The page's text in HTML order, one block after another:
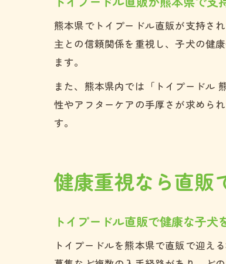
熊本県でトイプードル直販が支持さ
主との信頼関係を重視し、子犬の健
ます。
また、熊本県内では「トイプードル
性やアフターケアの手厚さが求めら
す。
健康重視なら直販
トイプードル直販で健康な子犬
トイプードルを熊本県で直販で迎え